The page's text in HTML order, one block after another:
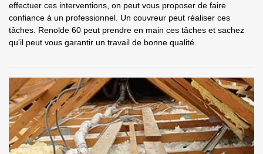
effectuer ces interventions, on peut vous proposer de faire
confiance à un professionnel. Un couvreur peut réaliser ces
tâches. Renolde 60 peut prendre en main ces tâches et sachez
qu'il peut vous garantir un travail de bonne qualité.